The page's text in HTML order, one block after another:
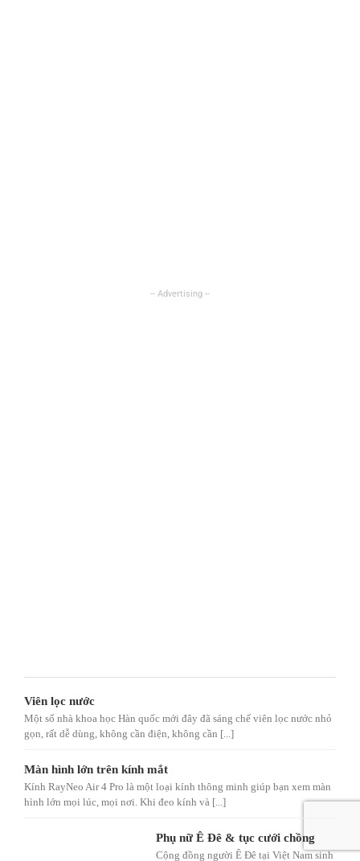
Viên lọc nước
Một số nhà khoa học Hàn quốc mới đây đã sáng chế viên lọc nước nhỏ
gọn, rất dễ dùng, không cần điện, không cần [...]
Màn hình lớn trên kính mắt
Kính RayNeo Air 4 Pro là một loại kính thông minh giúp bạn xem màn
hình lớn mọi lúc, mọi nơi. Khi đeo kính và [...]
Phụ nữ Ê Đê & tục cưới chồng
Cộng đồng người Ê Đê tại Việt Nam sinh